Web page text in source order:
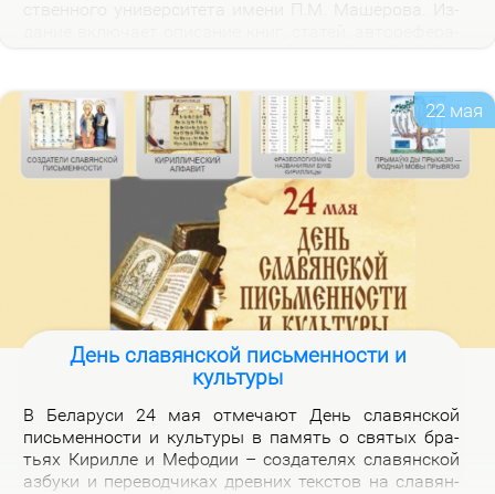
22 мая
День славянской письменности и
культуры
В Бе­ла­ру­си 24 мая от­ме­ча­ют День сла­вян­ской
пись­мен­но­сти и куль­ту­ры в па­мять о свя­тых бра­
тьях Ки­рил­ле и Ме­фо­дии – со­зда­те­лях сла­вян­ской
аз­бу­ки и пе­ре­вод­чи­ках древ­них тек­стов на сла­вян­